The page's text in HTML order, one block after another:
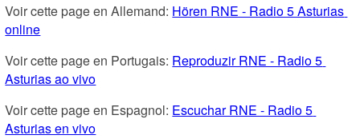
Voir cette page en Allemand: Hören RNE - Radio 5 Asturias
online
Voir cette page en Portugais: Reproduzir RNE - Radio 5
Asturias ao vivo
Voir cette page en Espagnol: Escuchar RNE - Radio 5
Asturias en vivo